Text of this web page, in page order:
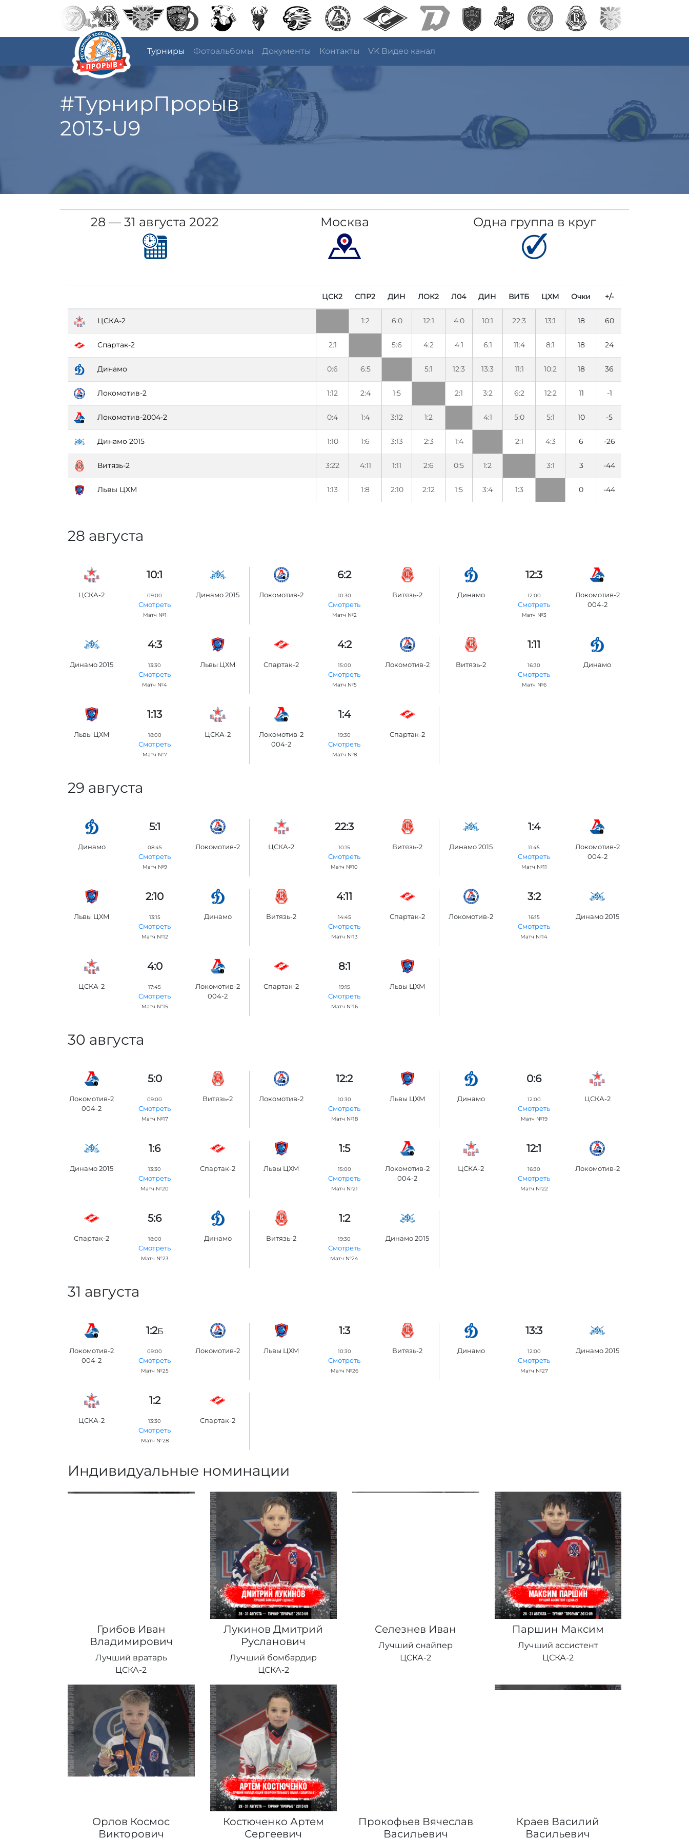
Турниры Фотоальбомы Документы Контакты VK Видео канал
#ТурнирПрорыв
2013-U9
28 — 31 августа 2022 Москва Одна группа в круг
ЦСК2 СПР2 ДИН ЛОК2 Л04 ДИН ВИТБ ЦХМ Очки +/-
ЦСКА-2 1:2 6:0 12:1 4:0 10:1 22:3 13:1 18 60
Спартак-2 2:1 5:6 4:2 4:1 6:1 11:4 8:1 18 24
Динамо 0:6 6:5 5:1 12:3 13:3 11:1 10:2 18 36
Локомотив-2 1:12 2:4 1:5 2:1 3:2 6:2 12:2 11 -1
Локомотив-2004-2 0:4 1:4 3:12 1:2 4:1 5:0 5:1 10 -5
Динамо 2015 1:10 1:6 3:13 2:3 1:4 2:1 4:3 6 -26
Витязь-2 3:22 4:11 1:11 2:6 0:5 1:2 3:1 3 -44
Львы ЦХМ 1:13 1:8 2:10 2:12 1:5 3:4 1:3 0 -44
28 августа
10:1
ЦСКА-2 09:00
Смотреть
Матч №1
Динамо 2015
6:2
Локомотив-2 10:30
Смотреть
Матч №2
Витязь-2
12:3
Динамо 12:00
Смотреть
Матч №3
Локомотив-2
004-2
4:3
Динамо 2015 13:30
Смотреть
Матч №4
Львы ЦХМ
4:2
Спартак-2 15:00
Смотреть
Матч №5
Локомотив-2
1:11
Витязь-2 16:30
Смотреть
Матч №6
Динамо
1:13
Львы ЦХМ 18:00
Смотреть
Матч №7
ЦСКА-2
1:4
Локомотив-2
004-2
19:30
Смотреть
Матч №8
Спартак-2
29 августа
5:1
Динамо 08:45
Смотреть
Матч №9
Локомотив-2
22:3
ЦСКА-2 10:15
Смотреть
Матч №10
Витязь-2
1:4
Динамо 2015 11:45
Смотреть
Матч №11
Локомотив-2
004-2
2:10
Львы ЦХМ 13:15
Смотреть
Матч №12
Динамо
4:11
Витязь-2 14:45
Смотреть
Матч №13
Спартак-2
3:2
Локомотив-2 16:15
Смотреть
Матч №14
Динамо 2015
4:0
ЦСКА-2 17:45
Смотреть
Матч №15
Локомотив-2
004-2
8:1
Спартак-2 19:15
Смотреть
Матч №16
Львы ЦХМ
30 августа
5:0
Локомотив-2
004-2
09:00
Смотреть
Матч №17
Витязь-2
12:2
Локомотив-2 10:30
Смотреть
Матч №18
Львы ЦХМ
0:6
Динамо 12:00
Смотреть
Матч №19
ЦСКА-2
1:6
Динамо 2015 13:30
Смотреть
Матч №20
Спартак-2
1:5
Львы ЦХМ 15:00
Смотреть
Матч №21
Локомотив-2
004-2
12:1
ЦСКА-2 16:30
Смотреть
Матч №22
Локомотив-2
5:6
Спартак-2 18:00
Смотреть
Матч №23
Динамо
1:2
Витязь-2 19:30
Смотреть
Матч №24
Динамо 2015
31 августа
1:2Б
Локомотив-2
004-2
09:00
Смотреть
Матч №25
Локомотив-2
1:3
Львы ЦХМ 10:30
Смотреть
Матч №26
Витязь-2
13:3
Динамо 12:00
Смотреть
Матч №27
Динамо 2015
1:2
ЦСКА-2 13:30
Смотреть
Матч №28
Спартак-2
Индивидуальные номинации
Грибов Иван
Владимирович
Лучший вратарь
ЦСКА-2
Лукинов Дмитрий
Русланович
Лучший бомбардир
ЦСКА-2
Селезнев Иван
Лучший снайпер
ЦСКА-2
Паршин Максим
Лучший ассистент
ЦСКА-2
Орлов Космос
Викторович
Костюченко Артем
Сергеевич
Прокофьев Вячеслав
Васильевич
Краев Василий
Васильевич